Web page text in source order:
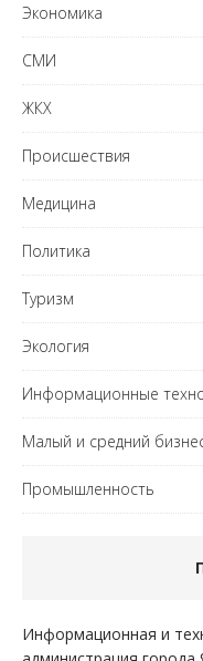
Экономика
СМИ
ЖКХ
Происшествия
Медицина
Политика
Туризм
Экология
Информационные
Малый и средний
Промышленность
Информационная и